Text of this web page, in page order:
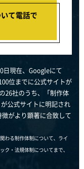
て電話で
日現在、Googleにて
位までに公式サイトが
26社のうち、「制作体
公式サイトに明記され
がより顕著に合致して
わる制作体制について、ライ
ク・法規体制についてまで、